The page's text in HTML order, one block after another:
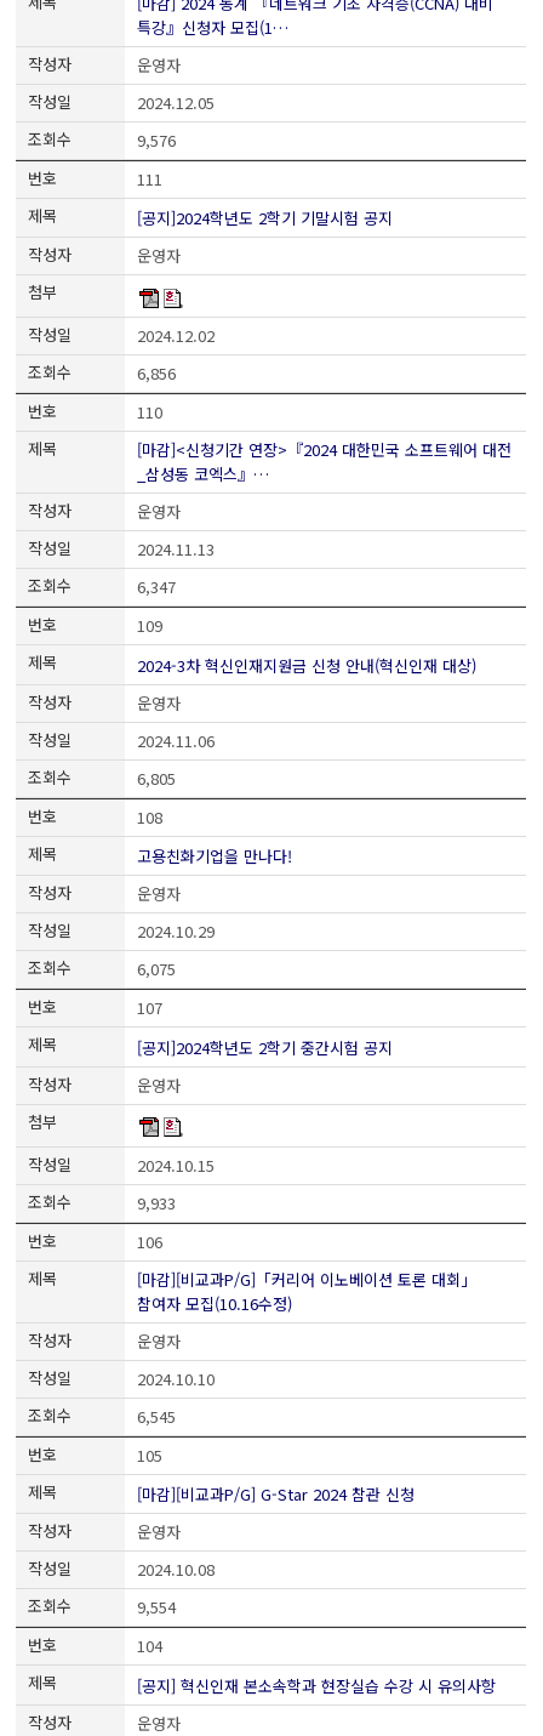
특강』신청자 모집(1…
운영자
2024.12.05
9,576
111
[공지]2024학년도 2학기 기말시험 공지
운영자
2024.12.02
6,856
110
[마감]<신청기간 연장>『2024 대한민국 소프트웨어 대전
_삼성동 코엑스』…
운영자
2024.11.13
6,347
109
2024-3차 혁신인재지원금 신청 안내(혁신인재 대상)
운영자
2024.11.06
6,805
108
고용친화기업을 만나다!
운영자
2024.10.29
6,075
107
[공지]2024학년도 2학기 중간시험 공지
운영자
2024.10.15
9,933
106
[마감][비교과P/G]「커리어 이노베이션 토론 대회」
참여자 모집(10.16수정)
운영자
2024.10.10
6,545
105
[마감][비교과P/G] G-Star 2024 참관 신청
운영자
2024.10.08
9,554
104
[공지] 혁신인재 본소속학과 현장실습 수강 시 유의사항
운영자